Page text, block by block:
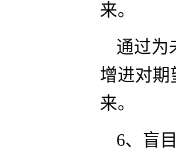
来。
通过为
增进对期
来。
6、盲